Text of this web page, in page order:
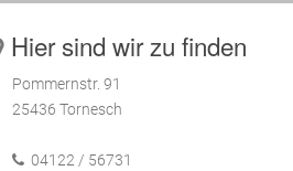
Hier sind wir zu finden
Pommernstr. 91
25436 Tornesch
04122 / 56731